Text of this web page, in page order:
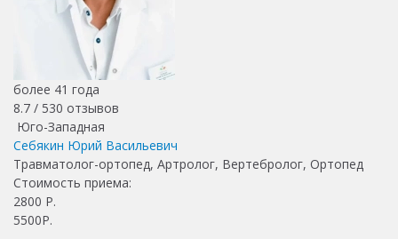
более 41 года
8.7 / 530 отзывов
Юго-Западная
Себякин Юрий Васильевич
Травматолог-ортопед, Артролог, Вертебролог, Ортопед
Стоимость приема:
2800 Р.
5500Р.